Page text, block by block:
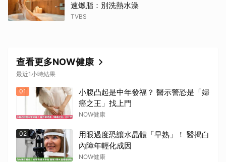
速燃脂：別洗熱水澡
TVBS
查看更多NOW健康
最近1小時結果
01
小腹凸起是中年發福？ 醫示警恐是「婦
癌之王」找上門
NOW健康
02
用眼過度恐讓水晶體「早熟」！ 醫揭白
內障年輕化成因
NOW健康